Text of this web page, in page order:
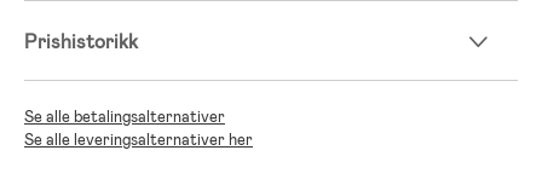
Prishistorikk
Se alle betalingsalternativer
Se alle leveringsalternativer her